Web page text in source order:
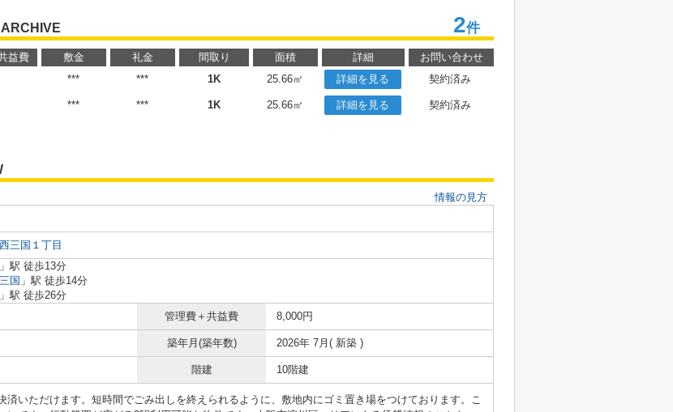
ARCHIVE 2件
益費 敷金 礼金 間取り 面積 詳細
お問い合わせ
*** *** 1K 25.66㎡ 詳細を見る 契約済み
*** *** 1K 25.66㎡ 詳細を見る
契約済み
情報の見方
三国１丁目
」駅 徒歩13分
国 」駅 徒歩14分
」駅 徒歩26分
管理費＋共益費 8,000円
築年月(築年数) 2026年 7月( 新築 )
階建 10階建
済いただけます。短時間でごみ出しを終えられるように、敷地内にゴミ置き場をつけております。こ